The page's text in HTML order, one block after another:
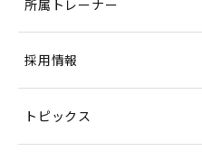
所属トレーナー
採用情報
トピックス